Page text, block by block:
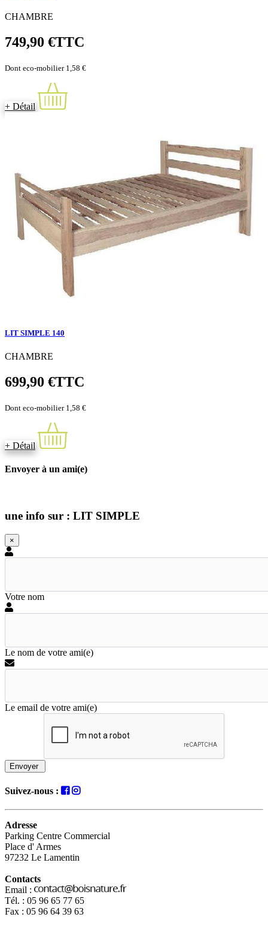
CHAMBRE
749,90 €TTC
Dont eco-mobilier 1,58 €
+ Détail
LIT SIMPLE 140
CHAMBRE
699,90 €TTC
Dont eco-mobilier 1,58 €
+ Détail
Envoyer à un ami(e)
une info sur : LIT SIMPLE
×
Votre nom
Le nom de votre ami(e)
Le email de votre ami(e)
Envoyer
Suivez-nous :
Adresse
Parking Centre Commercial
Place d' Armes
97232 Le Lamentin
Contacts
Email :
Tél. : 05 96 65 77 65
Fax : 05 96 64 39 63